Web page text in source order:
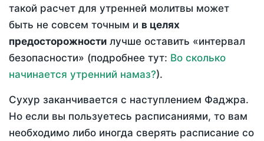
такой расчет для утренней молитвы может
быть не совсем точным и в целях
предосторожности лучше оставить «интервал
безопасности» (подробнее тут: Во сколько
начинается утренний намаз?).
Сухур заканчивается с наступлением Фаджра.
Но если вы пользуетесь расписаниями, то вам
необходимо либо иногда сверять расписание со